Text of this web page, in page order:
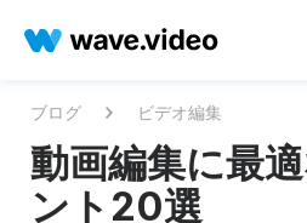
ブログ ビデオ編集
動画編集に最
ント20選